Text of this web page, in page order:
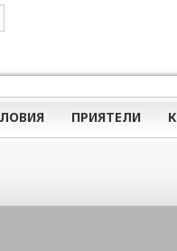
ПРИЯТЕЛИ